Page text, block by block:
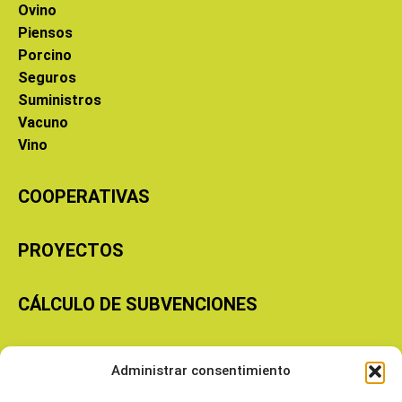
Administrar consentimiento
Ovino
Piensos
Porcino
Seguros
Suministros
Vacuno
Vino
COOPERATIVAS
PROYECTOS
CÁLCULO DE SUBVENCIONES